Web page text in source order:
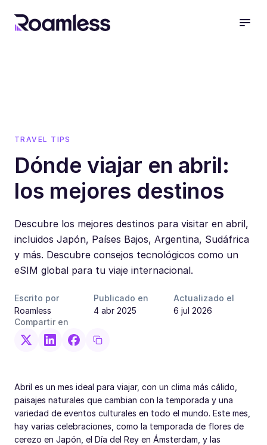
TRAVEL TIPS
Dónde viajar en abril:
los mejores destinos
Descubre los mejores destinos para visitar en abril,
incluidos Japón, Países Bajos, Argentina, Sudáfrica
y más. Descubre consejos tecnológicos como un
eSIM global para tu viaje internacional.
Escrito por
Roamless
Publicado en
4 abr 2025
Actualizado el
6 jul 2026
Compartir en
Abril es un mes ideal para viajar, con un clima más cálido,
paisajes naturales que cambian con la temporada y una
variedad de eventos culturales en todo el mundo. Este mes,
hay varias celebraciones, como la temporada de flores de
cerezo en Japón, el Día del Rey en Ámsterdam, y las